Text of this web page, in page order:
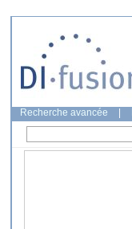
Recherche avancée